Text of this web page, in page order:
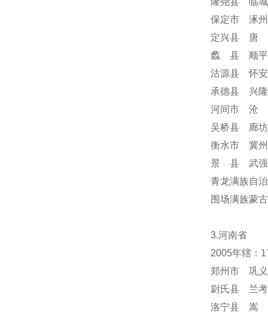
保定市 涿
定兴县 唐
蠡 县 顺
沽源县 怀
承德县 兴
河间市 沧
吴桥县 廊
衡水市 冀
景 县 武强
青龙满族自
围场满族蒙
3.河南省
2005年辖：
郑州市 巩
尉氏县 兰
洛宁县 嵩